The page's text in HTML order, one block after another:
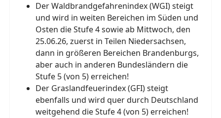
Der Waldbrandgefahrenindex (WGI) steigt
und wird in weiten Bereichen im Süden und
Osten die Stufe 4 sowie ab Mittwoch, den
25.06.26, zuerst in Teilen Niedersachsen,
dann in größeren Bereichen Brandenburgs,
aber auch in anderen Bundesländern die
Stufe 5 (von 5) erreichen!
Der Graslandfeuerindex (GFI) steigt
ebenfalls und wird quer durch Deutschland
weitgehend die Stufe 4 (von 5) erreichen!